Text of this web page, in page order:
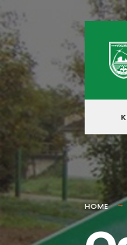
HOME